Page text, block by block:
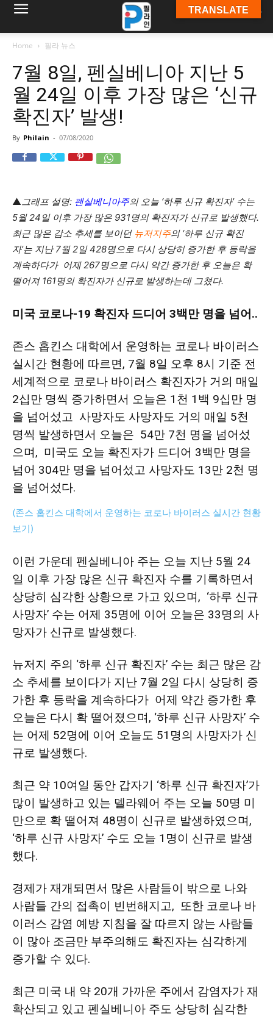
(PA/NJ/DE)
Home 필라 뉴스
7월 8일, 펜실베니아 지난 5
월 24일 이후 가장 많은 ‘신규
확진자’ 발생!
By Philain - 07/08/2020
▲그래프 설명: 펜실베니아주의 오늘 ‘하루 신규 확진자’ 수는
5월 24일 이후 가장 많은 931명의 확진자가 신규로 발생했다.
최근 많은 감소 추세를 보이던 뉴저지주의 ‘하루 신규 확진
자’는 지난 7월 2일 428명으로 다시 상당히 증가한 후 등락을
계속하다가 어제 267명으로 다시 약간 증가한 후 오늘은 확
떨어져 161명의 확진자가 신규로 발생하는데 그쳤다.
미국 코로나-19 확진자 드디어 3백만 명을 넘어..
존스 홉킨스 대학에서 운영하는 코로나 바이러스
실시간 현황에 따르면, 7월 8일 오후 8시 기준 전
세계적으로 코로나 바이러스 확진자가 거의 매일
2십만 명씩 증가하면서 오늘은 1천 1백 9십만 명
을 넘어섰고 사망자도 사망자도 거의 매일 5천
명씩 발생하면서 오늘은 54만 7천 명을 넘어섰
으며, 미국도 오늘 확진자가 드디어 3백만 명을
넘어 304만 명을 넘어섰고 사망자도 13만 2천 명
을 넘어섰다.
(존스 홉킨스 대학에서 운영하는 코로나 바이러스 실시간 현황
보기)
이런 가운데 펜실베니아 주는 오늘 지난 5월 24
일 이후 가장 많은 신규 확진자 수를 기록하면서
상당히 심각한 상황으로 가고 있으며, ‘하루 신규
사망자’ 수는 어제 35명에 이어 오늘은 33명의 사
망자가 신규로 발생했다.
뉴저지 주의 ‘하루 신규 확진자’ 수는 최근 많은 감
소 추세를 보이다가 지난 7월 2일 다시 상당히 증
가한 후 등락을 계속하다가 어제 약간 증가한 후
오늘은 다시 확 떨어졌으며, ‘하루 신규 사망자’ 수
는 어제 52명에 이어 오늘도 51명의 사망자가 신
규로 발생했다.
최근 약 10여일 동안 갑자기 ‘하루 신규 확진자’가
많이 발생하고 있는 델라웨어 주는 오늘 50명 미
만으로 확 떨어져 48명이 신규로 발생하였으며,
‘하루 신규 사망자’ 수도 오늘 1명이 신규로 발생
했다.
경제가 재개되면서 많은 사람들이 밖으로 나와
사람들 간의 접촉이 빈번해지고, 또한 코로나 바
이러스 감염 예방 지침을 잘 따르지 않는 사람들
이 많아 조금만 부주의해도 확진자는 심각하게
증가할 수 있다.
최근 미국 내 약 20개 가까운 주에서 감염자가 재
확산되고 있고 펜실베니아 주도 상당히 심각한
TRANSLATE